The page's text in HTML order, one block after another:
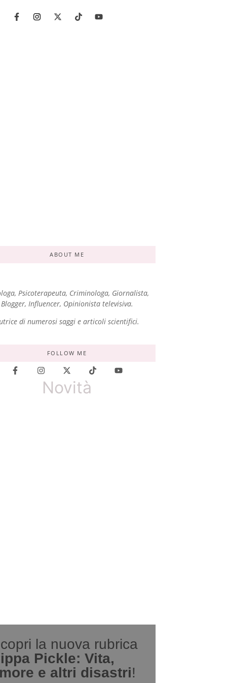
ABOUT ME
Psicoterapeuta, Criminologa, Giornalista,
Blogger, Influencer, Opinionista televisiva.
di numerosi saggi e articoli scientifici.
FOLLOW ME
Novità
la nuova rubrica
Pickle: Vita,
e altri disastri!